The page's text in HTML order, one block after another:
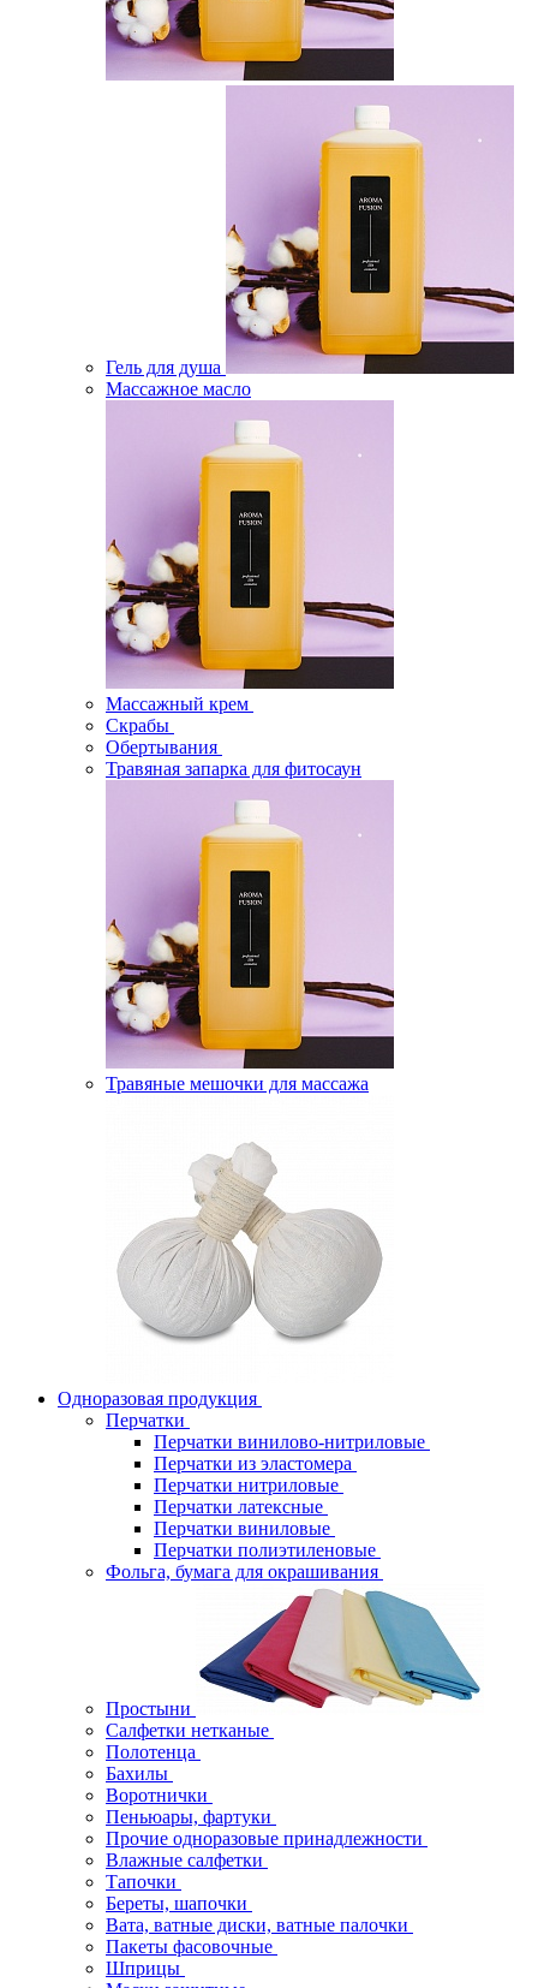
Гель для душа
Массажное масло
Массажный крем
Скрабы
Обертывания
Травяная запарка для фитосаун
Травяные мешочки для массажа
Одноразовая продукция
Перчатки
Перчатки винилово-нитриловые
Перчатки из эластомера
Перчатки нитриловые
Перчатки латексные
Перчатки виниловые
Перчатки полиэтиленовые
Фольга, бумага для окрашивания
Простыни
Салфетки нетканые
Полотенца
Бахилы
Воротнички
Пеньюары, фартуки
Прочие одноразовые принадлежности
Влажные салфетки
Тапочки
Береты, шапочки
Вата, ватные диски, ватные палочки
Пакеты фасовочные
Шприцы